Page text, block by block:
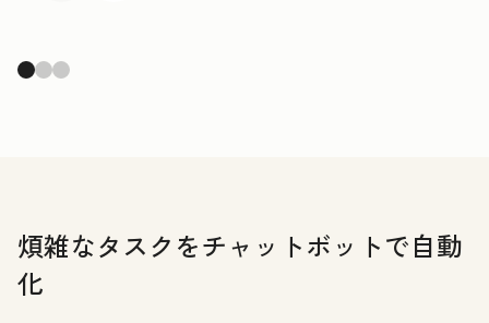
煩雑なタスクをチャットボットで自動
化